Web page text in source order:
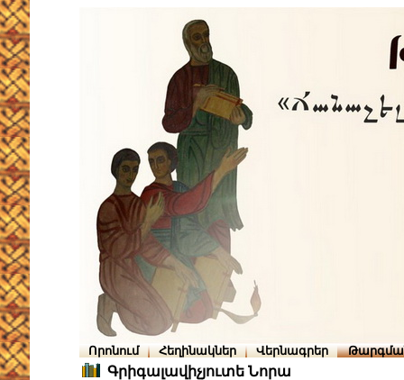
Որոնում Հեղինակներ Վերնագրեր
Գրիգալավիչյուտե Նորա